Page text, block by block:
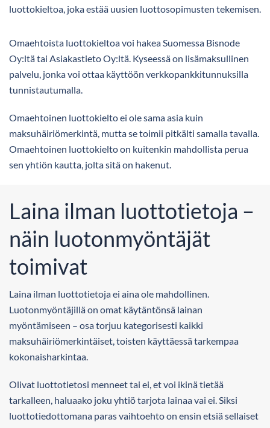
luottokieltoa, joka estää uusien luottosopimusten tekemisen.
Omaehtoista luottokieltoa voi hakea Suomessa Bisnode
Oy:ltä tai Asiakastieto Oy:ltä. Kyseessä on lisämaksullinen
palvelu, jonka voi ottaa käyttöön verkkopankkitunnuksilla
tunnistautumalla.
Omaehtoinen luottokielto ei ole sama asia kuin
maksuhäiriömerkintä, mutta se toimii pitkälti samalla tavalla.
Omaehtoinen luottokielto on kuitenkin mahdollista perua
sen yhtiön kautta, jolta sitä on hakenut.
Laina ilman luottotietoja –
näin luotonmyöntäjät
toimivat
Laina ilman luottotietoja ei aina ole mahdollinen.
Luotonmyöntäjillä on omat käytäntönsä lainan
myöntämiseen – osa torjuu kategorisesti kaikki
maksuhäiriömerkintäiset, toisten käyttäessä tarkempaa
kokonaisharkintaa.
Olivat luottotietosi menneet tai ei, et voi ikinä tietää
tarkalleen, haluaako joku yhtiö tarjota lainaa vai ei. Siksi
luottotiedottomana paras vaihtoehto on ensin etsiä sellaiset